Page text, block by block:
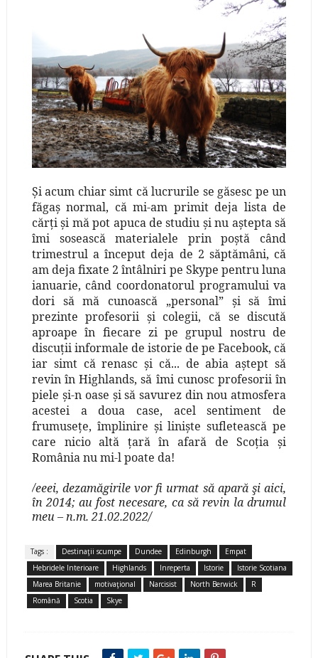
Şi acum chiar simt că lucrurile se găsesc pe un
făgaş normal, că mi-am primit deja lista de
cărţi şi mă pot apuca de studiu şi nu aştepta să
îmi sosească materialele prin poştă când
trimestrul a început deja de 2 săptămâni, că
am deja fixate 2 întâlniri pe Skype pentru luna
ianuarie, când coordonatorul programului va
dori să mă cunoască „personal” şi să îmi
prezinte profesorii şi colegii, că se discută
aproape în fiecare zi pe grupul nostru de
discuţii informale de istorie de pe Facebook, că
iar simt că renasc şi că... de abia aştept să
revin în Highlands, să îmi cunosc profesorii în
piele şi-n oase şi să savurez din nou atmosfera
acestei a doua case, acel sentiment de
frumuseţe, împlinire şi linişte sufletească pe
care nicio altă ţară în afară de Scoţia şi
România nu mi-l poate da!
/eeei, dezamăgirile vor fi urmat să apară şi aici,
în 2014; au fost necesare, ca să revin la drumul
meu – n.m. 21.02.2022/
Tags : Destinaţii scumpe Dundee Edinburgh
Empat
Hebridele Interioare
Highlands Inreperta Istorie
Istorie Scotiana
Marea Britanie
motivaţional Narcisist North Berwick
R
Română
Scotia Skye